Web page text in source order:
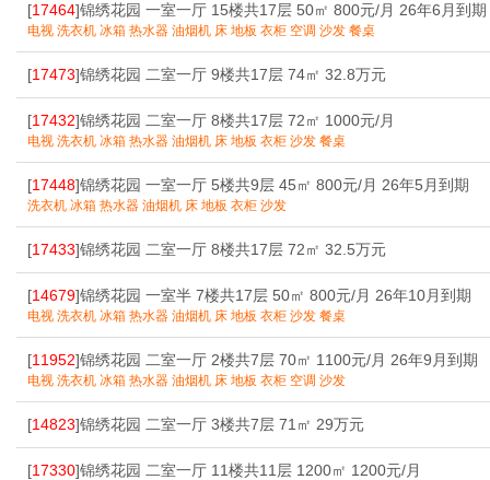
[17464]锦绣花园 一室一厅 15楼共17层 50㎡ 800元/月 26年6月到期
电视 洗衣机 冰箱 热水器 油烟机 床 地板 衣柜 空调 沙发 餐桌
[17473]锦绣花园 二室一厅 9楼共17层 74㎡ 32.8万元
[17432]锦绣花园 二室一厅 8楼共17层 72㎡ 1000元/月
电视 洗衣机 冰箱 热水器 油烟机 床 地板 衣柜 沙发 餐桌
[17448]锦绣花园 一室一厅 5楼共9层 45㎡ 800元/月 26年5月到期
洗衣机 冰箱 热水器 油烟机 床 地板 衣柜 沙发
[17433]锦绣花园 二室一厅 8楼共17层 72㎡ 32.5万元
[14679]锦绣花园 一室半 7楼共17层 50㎡ 800元/月 26年10月到期
电视 洗衣机 冰箱 热水器 油烟机 床 地板 衣柜 沙发 餐桌
[11952]锦绣花园 二室一厅 2楼共7层 70㎡ 1100元/月 26年9月到期
电视 洗衣机 冰箱 热水器 油烟机 床 地板 衣柜 空调 沙发
[14823]锦绣花园 二室一厅 3楼共7层 71㎡ 29万元
[17330]锦绣花园 二室一厅 11楼共11层 1200㎡ 1200元/月